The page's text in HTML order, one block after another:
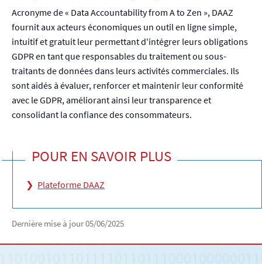
Acronyme de « Data Accountability from A to Zen », DAAZ
fournit aux acteurs économiques un outil en ligne simple,
intuitif et gratuit leur permettant d'intégrer leurs obligations
GDPR en tant que responsables du traitement ou sous-
traitants de données dans leurs activités commerciales. Ils
sont aidés à évaluer, renforcer et maintenir leur conformité
avec le GDPR, améliorant ainsi leur transparence et
consolidant la confiance des consommateurs.
POUR EN SAVOIR PLUS
Plateforme DAAZ
Dernière mise à jour05/06/2025